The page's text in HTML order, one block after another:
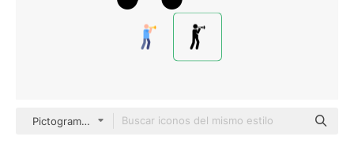
Pictograms Fill